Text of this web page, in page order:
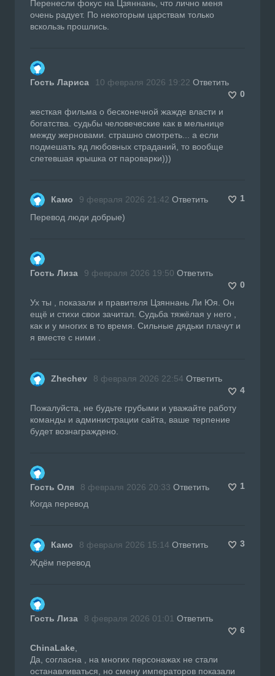
Перенесли фокус на Цзяннань, что лично меня
очень радует. По некоторым царствам только
вскользь прошлись.
Гость Лариса 10 февраля 2026 19:22 Ответить
0
жесткая фильма о бесконечной жажде власти и
богатства. судьбы человеческие как в мельнице
между жерновами. страшно смотреть... а если
подмешать яд любовных страданий, то вообще
слетевшая крышка от пароварки)))
Камо 9 февраля 2026 21:42 Ответить
1
Перевод люди добрые)
Гость Лиза 9 февраля 2026 19:50 Ответить
0
Ух ты , показали и правителя Цзяннань Ли Юя. Он
ещё и стихи свои зачитал. Судьба тяжёлая у него ,
как и у многих в то время. Сильные дядьки плачут и
я вместе с ними .
Zhechev 8 февраля 2026 22:54 Ответить
4
Пожалуйста, не будьте грубыми и уважайте работу
команды и администрации сайта, ваше терпение
будет вознаграждено.
Гость Оля 8 февраля 2026 20:33 Ответить
1
Когда перевод
Камо 8 февраля 2026 15:14 Ответить
3
Ждём перевод
Гость Лиза 8 февраля 2026 01:01 Ответить
6
ChinaLake
Да, согласна , на многих персонажах не стали
останавливаться, но смену императоров показали